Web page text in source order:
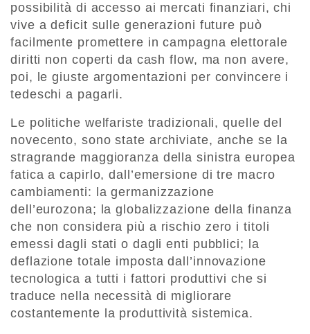
possibilità di accesso ai mercati finanziari, chi
vive a deficit sulle generazioni future può
facilmente promettere in campagna elettorale
diritti non coperti da cash flow, ma non avere,
poi, le giuste argomentazioni per convincere i
tedeschi a pagarli.
Le politiche welfariste tradizionali, quelle del
novecento, sono state archiviate, anche se la
stragrande maggioranza della sinistra europea
fatica a capirlo, dall’emersione di tre macro
cambiamenti: la germanizzazione
dell’eurozona; la globalizzazione della finanza
che non considera più a rischio zero i titoli
emessi dagli stati o dagli enti pubblici; la
deflazione totale imposta dall’innovazione
tecnologica a tutti i fattori produttivi che si
traduce nella necessità di migliorare
costantemente la produttività sistemica.